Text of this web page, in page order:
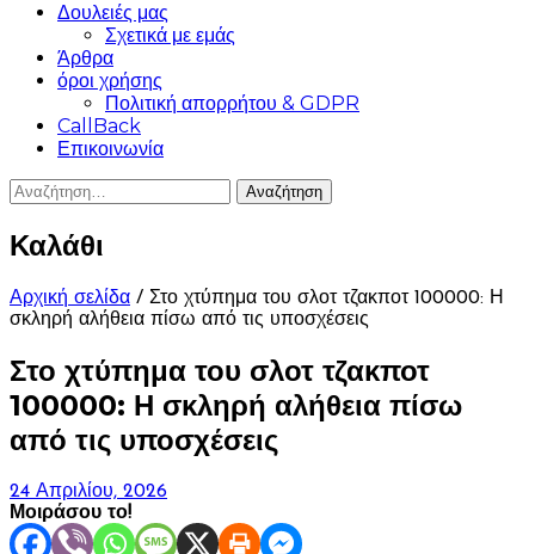
Δουλειές μας
Σχετικά με εμάς
Άρθρα
όροι χρήσης
Πολιτική απορρήτου & GDPR
CallBack
Επικοινωνία
Αναζήτηση
Καλάθι
Αρχική σελίδα / Στο χτύπημα του σλοτ τζακποτ 100000: Η
σκληρή αλήθεια πίσω από τις υποσχέσεις
Στο χτύπημα του σλοτ τζακποτ
100000: Η σκληρή αλήθεια πίσω
από τις υποσχέσεις
24 Απριλίου, 2026
Μοιράσου το!